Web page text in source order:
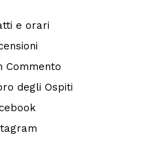
e orari
Commento
degli Ospiti